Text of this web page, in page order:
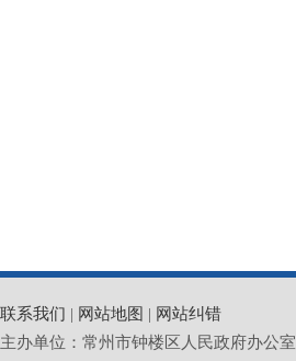
联系我们 | 网站地图 | 网站纠错
主办单位：常州市钟楼区人民政府办公室